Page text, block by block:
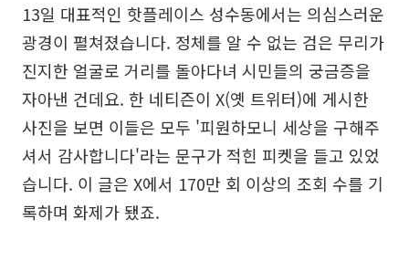
13일 대표적인 핫플레이스 성수동에서는 의심스러운
광경이 펼쳐졌습니다. 정체를 알 수 없는 검은 무리가
진지한 얼굴로 거리를 돌아다녀 시민들의 궁금증을
자아낸 건데요. 한 네티즌이 X(옛 트위터)에 게시한
사진을 보면 이들은 모두 '피원하모니 세상을 구해주
셔서 감사합니다'라는 문구가 적힌 피켓을 들고 있었
습니다. 이 글은 X에서 170만 회 이상의 조회 수를 기
록하며 화제가 됐죠.